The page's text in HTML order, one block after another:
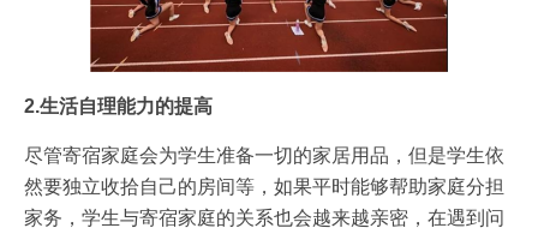
2.生活自理能力的提高
尽管寄宿家庭会为学生准备一切的家居用品，但是学生依
然要独立收拾自己的房间等，如果平时能够帮助家庭分担
家务，学生与寄宿家庭的关系也会越来越亲密，在遇到问